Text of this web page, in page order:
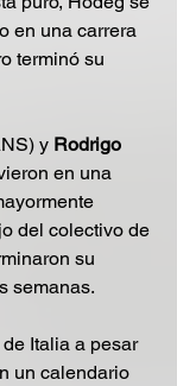
en una carrera
terminó su
y Rodrigo
en una
del colectivo de
su
semanas.
Italia a pesar
un calendario